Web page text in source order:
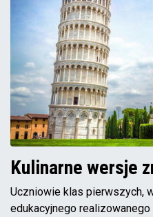
Kulinarne wersje
Uczniowie klas pierwszych,
edukacyjnego